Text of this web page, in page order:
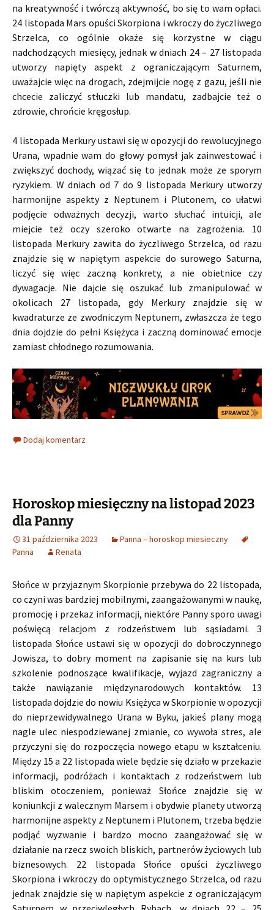
na kreatywność i twórczą aktywność, bo się to wam opłaci.
24 listopada Mars opuści Skorpiona i wkroczy do życzliwego
Strzelca, co ogólnie okaże się korzystne w ciągu
nadchodzących miesięcy, jednak w dniach 24 – 27 listopada
utworzy napięty aspekt z ograniczającym Saturnem,
uważajcie więc na drogach, zdejmijcie nogę z gazu, jeśli nie
chcecie zaliczyć stłuczki lub mandatu, zadbajcie też o
zdrowie, chrońcie kręgosłup.
4 listopada Merkury ustawi się w opozycji do rewolucyjnego
Urana, wpadnie wam do głowy pomysł jak zainwestować i
zwiększyć dochody, wiązać się to jednak może ze sporym
ryzykiem. W dniach od 7 do 9 listopada Merkury utworzy
harmonijne aspekty z Neptunem i Plutonem, co ułatwi
podjęcie odważnych decyzji, warto słuchać intuicji, ale
miejcie też oczy szeroko otwarte na zagrożenia. 10
listopada Merkury zawita do życzliwego Strzelca, od razu
znajdzie się w napiętym aspekcie do surowego Saturna,
liczyć się więc zaczną konkrety, a nie obietnice czy
dywagacje. Nie dajcie się oszukać lub zmanipulować w
okolicach 27 listopada, gdy Merkury znajdzie się w
kwadraturze ze zwodniczym Neptunem, zwłaszcza że tego
dnia dojdzie do pełni Księżyca i zaczną dominować emocje
zamiast chłodnego rozumowania.
Dodaj komentarz
Horoskop miesięczny na listopad 2023
dla Panny
31 października 2023
Panna – horoskop miesieczny
Panna
Renata
Słońce w przyjaznym Skorpionie przebywa do 22 listopada,
co czyni was bardziej mobilnymi, zaangażowanymi w naukę,
promocję i przekaz informacji, niektóre Panny sporo uwagi
poświęcą relacjom z rodzeństwem lub sąsiadami. 3
listopada Słońce ustawi się w opozycji do dobroczynnego
Jowisza, to dobry moment na zapisanie się na kurs lub
szkolenie podnoszące kwalifikacje, wyjazd zagraniczny a
także nawiązanie międzynarodowych kontaktów. 13
listopada dojdzie do nowiu Księżyca w Skorpionie w opozycji
do nieprzewidywalnego Urana w Byku, jakieś plany mogą
nagle ulec niespodziewanej zmianie, co wywoła stres, ale
przyczyni się do rozpoczęcia nowego etapu w kształceniu.
Między 15 a 22 listopada wiele będzie się działo w przekazie
informacji, podróżach i kontaktach z rodzeństwem lub
bliskim otoczeniem, ponieważ Słońce znajdzie się w
koniunkcji z walecznym Marsem i obydwie planety utworzą
harmonijne aspekty z Neptunem i Plutonem, trzeba będzie
podjąć wyzwanie i bardzo mocno zaangażować się w
działanie na rzecz swoich bliskich, partnerów życiowych lub
biznesowych. 22 listopada Słońce opuści życzliwego
Skorpiona i wkroczy do optymistycznego Strzelca, od razu
jednak znajdzie się w napiętym aspekcie z ograniczającym